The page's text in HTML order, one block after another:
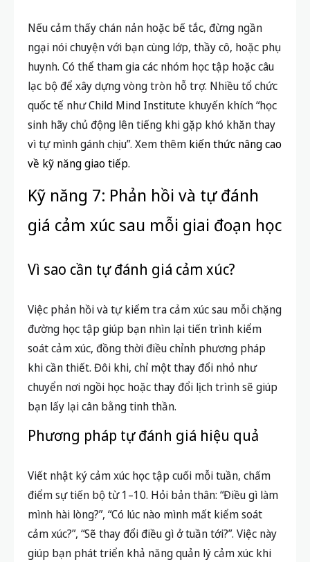
Nếu cảm thấy chán nản hoặc bế tắc, đừng ngần
ngại nói chuyện với bạn cùng lớp, thầy cô, hoặc phụ
huynh. Có thể tham gia các nhóm học tập hoặc câu
lạc bộ để xây dựng vòng tròn hỗ trợ. Nhiều tổ chức
quốc tế như Child Mind Institute khuyến khích “học
sinh hãy chủ động lên tiếng khi gặp khó khăn thay
vì tự mình gánh chịu”. Xem thêm kiến thức nâng cao
về kỹ năng giao tiếp.
Kỹ năng 7: Phản hồi và tự đánh
giá cảm xúc sau mỗi giai đoạn học
Vì sao cần tự đánh giá cảm xúc?
Việc phản hồi và tự kiểm tra cảm xúc sau mỗi chặng
đường học tập giúp bạn nhìn lại tiến trình kiểm
soát cảm xúc, đồng thời điều chỉnh phương pháp
khi cần thiết. Đôi khi, chỉ một thay đổi nhỏ như
chuyển nơi ngồi học hoặc thay đổi lịch trình sẽ giúp
bạn lấy lại cân bằng tinh thần.
Phương pháp tự đánh giá hiệu quả
Viết nhật ký cảm xúc học tập cuối mỗi tuần, chấm
điểm sự tiến bộ từ 1–10. Hỏi bản thân: “Điều gì làm
mình hài lòng?”, “Có lúc nào mình mất kiểm soát
cảm xúc?”, “Sẽ thay đổi điều gì ở tuần tới?”. Việc này
giúp bạn phát triển khả năng quản lý cảm xúc khi